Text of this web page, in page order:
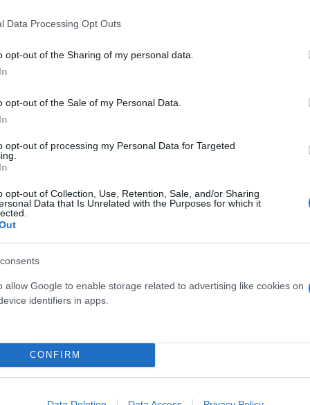
Data Processing Opt Outs
opt-out of the Sharing of my personal data.
opt-out of the Sale of my Personal Data.
opt-out of processing my Personal Data for Targeted
opt-out of Collection, Use, Retention, Sale, and/or Sharing
Data that Is Unrelated with the Purposes for which it
allow Google to enable storage related to advertising like cookies on
identifiers in apps.
CONFIRM
άσχημο τρόπο».
Flash.gr